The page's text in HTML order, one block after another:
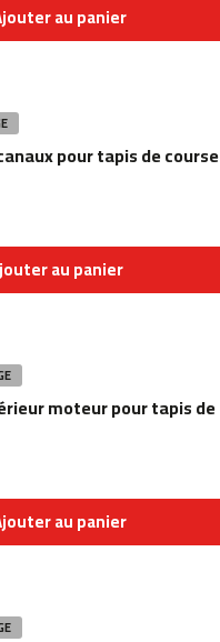
au panier
pour tapis de course
au panier
moteur pour tapis de
au panier